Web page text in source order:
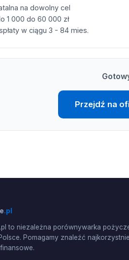
na dowolny cel
1 000 do 60 000 zł
w ciągu 3 - 84 mies.
Przejdź na
.pl
to niezależna porównywarka
Pomagamy znaleźć